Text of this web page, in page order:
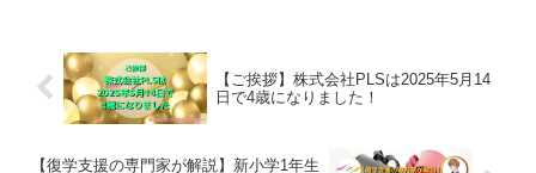
【ご挨拶】株式会社PLSは2025年5月14
日で4歳になりました！
【復学支援の専門家が解説】新小学1年生